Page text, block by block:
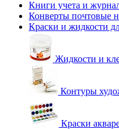
Книги учета и
Конверты почтовые
Краски и жидкости
Жидкости и
Контуры
Краски